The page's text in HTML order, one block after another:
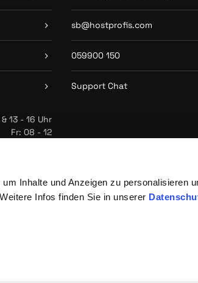
Inhalte und Anzeigen zu personalisieren
Infos finden Sie in unserer
13 - 16 Uhr
Fr: 08 - 12
sb@hostprofis.com
059900 150
Support Chat
Angebote richten sich an